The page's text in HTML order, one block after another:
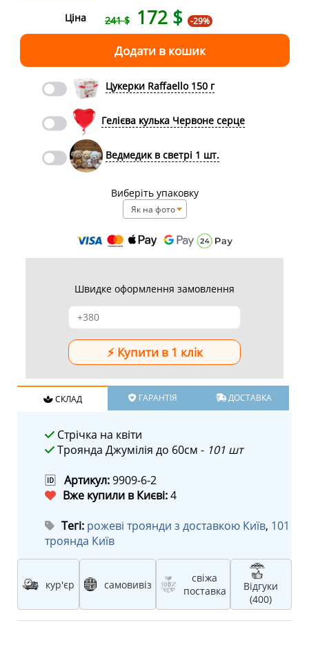
Ціна 241 $ 172 $ -29%
Цукерки Raffaello 150 г
Гелієва кулька Червоне серце
Ведмедик в светрі 1 шт.
Виберіть упаковку
Як на фото
Швидке оформлення замовлення
СКЛАД ГАРАНТІЯ ДОСТАВКА
Стрічка на квіти
Троянда Джумілія до 60см - 101 шт
🆔 Артикул:9909-6-2
Вже купили в Києві:4
Тегі: рожеві троянди з доставкою Київ, 101
троянда Київ
кур'єр самовивіз
свіжа
поставка
Відгуки
(400)